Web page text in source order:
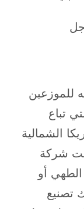
للموزعين
تباع
الشمالية
شركة
أو
تصنيع